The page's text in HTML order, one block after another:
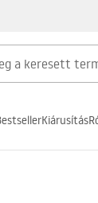
Kiárusítás